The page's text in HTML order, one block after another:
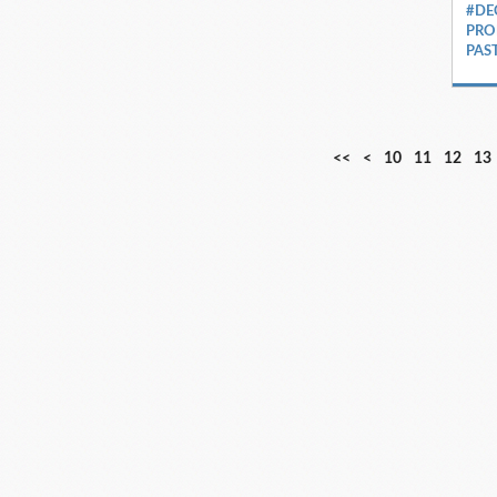
<< < 10 11 12 13